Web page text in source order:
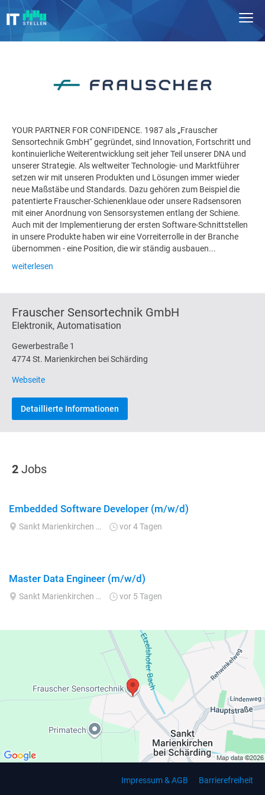
YOUR PARTNER FOR CONFIDENCE. 1987 als „Frauscher
Sensortechnik GmbH“ gegründet, sind Innovation, Fortschritt und
kontinuierliche Weiterentwicklung seit jeher Teil unserer DNA und
unserer Strategie. Als weltweiter Technologie- und Marktführer
setzen wir mit unseren Produkten und Lösungen immer wieder
neue Maßstäbe und Standards. Dazu gehören zum Beispiel die
patentierte Frauscher-Schienenklaue oder unsere Radsensoren
mit einer Anordnung von Sensorsystemen entlang der Schiene.
Auch mit der Implementierung der ersten Software-Schnittstellen
in unsere Produkte haben wir eine Vorreiterrolle in der Branche
übernommen - eine Position, die wir ständig ausbauen...
weiterlesen
Frauscher Sensortechnik GmbH
Elektronik, Automatisation
Gewerbestraße 1
4774 St. Marienkirchen bei Schärding
Webseite
Detaillierte Informationen
2 Jobs
Embedded Software Developer (m/w/d)
Sankt Marienkirchen bei Schärding vor 4 Tagen
Master Data Engineer (m/w/d)
Sankt Marienkirchen bei Schärding vor 5 Tagen
Impressum & AGB Barrierefreiheit